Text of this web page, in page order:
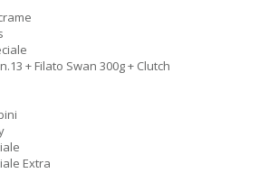
+ Filato Swan 300g + Clutch
Extra